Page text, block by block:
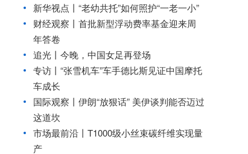
新华视点丨 “老幼共托”如何照护“一老一小”
财经观察丨 首批新型浮动费率基金迎来周
年答卷
追光丨 今晚，中国女足再登场
专访丨“张雪机车”车手德比斯见证中国摩托
车成长
国际观察丨 伊朗“放狠话” 美伊谈判能否迈过
这道坎
市场最前沿丨T1000级小丝束碳纤维实现量
产